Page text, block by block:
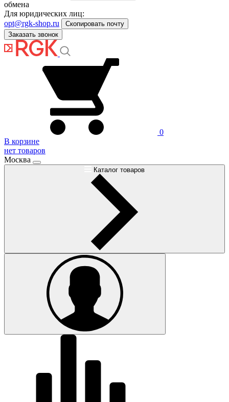
обмена
Для юридических лиц:
opt@rgk-shop.ru
Скопировать почту
Заказать звонок
0
В корзине
нет товаров
Москва
Каталог товаров